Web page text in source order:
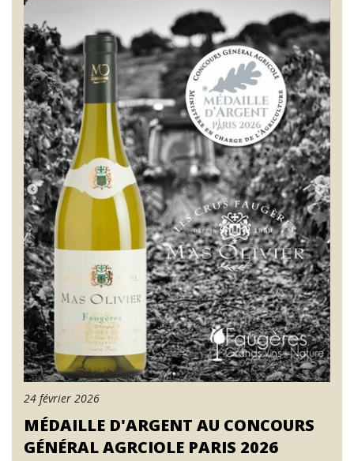
24 février 2026
MÉDAILLE D'ARGENT AU CONCOURS
GÉNÉRAL AGRCIOLE PARIS 2026